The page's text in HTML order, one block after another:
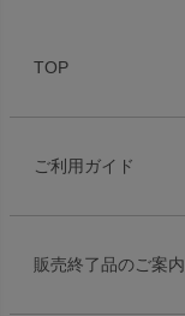
TOP
ご利用ガイド
販売終了品のご案内